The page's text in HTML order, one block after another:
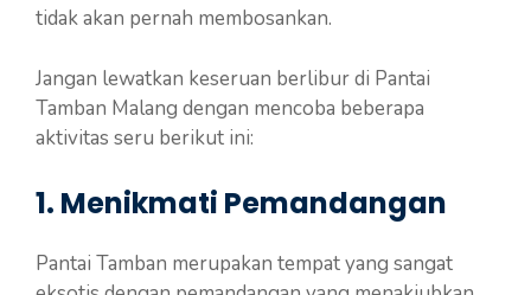
tidak akan pernah membosankan.
Jangan lewatkan keseruan berlibur di Pantai
Tamban Malang dengan mencoba beberapa
aktivitas seru berikut ini:
1. Menikmati Pemandangan
Pantai Tamban merupakan tempat yang sangat